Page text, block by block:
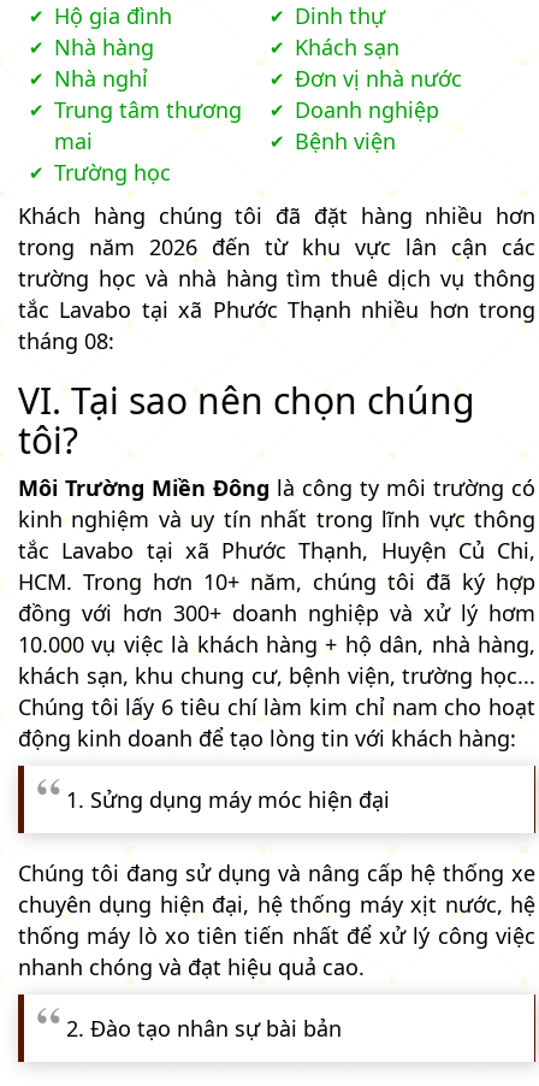
Hộ gia đình
Dinh thự
Nhà hàng
Khách sạn
Nhà nghỉ
Đơn vị nhà nước
Trung tâm thương
mai
Doanh nghiệp
Bệnh viện
Trường học
Khách hàng chúng tôi đã đặt hàng nhiều hơn
trong năm 2026 đến từ khu vực lân cận các
trường học và nhà hàng tìm thuê dịch vụ thông
tắc Lavabo tại xã Phước Thạnh nhiều hơn trong
tháng 08:
VI. Tại sao nên chọn chúng
tôi?
Môi Trường Miền Đông là công ty môi trường có
kinh nghiệm và uy tín nhất trong lĩnh vực thông
tắc Lavabo tại xã Phước Thạnh, Huyện Củ Chi,
HCM. Trong hơn 10+ năm, chúng tôi đã ký hợp
đồng với hơn 300+ doanh nghiệp và xử lý hơm
10.000 vụ việc là khách hàng + hộ dân, nhà hàng,
khách sạn, khu chung cư, bệnh viện, trường học...
Chúng tôi lấy 6 tiêu chí làm kim chỉ nam cho hoạt
động kinh doanh để tạo lòng tin với khách hàng:
1. Sửng dụng máy móc hiện đại
Chúng tôi đang sử dụng và nâng cấp hệ thống xe
chuyên dụng hiện đại, hệ thống máy xịt nước, hệ
thống máy lò xo tiên tiến nhất để xử lý công việc
nhanh chóng và đạt hiệu quả cao.
2. Đào tạo nhân sự bài bản